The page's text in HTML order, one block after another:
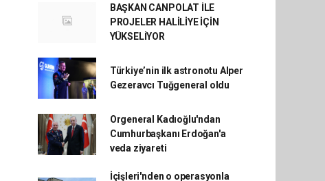
BAŞKAN CANPOLAT İLE
PROJELER HALİLİYE İÇİN
YÜKSELİYOR
Türkiye’nin ilk astronotu Alper
Gezeravcı Tuğgeneral oldu
Orgeneral Kadıoğlu'ndan
Cumhurbaşkanı Erdoğan'a
veda ziyareti
İçişleri'nden o operasyonla